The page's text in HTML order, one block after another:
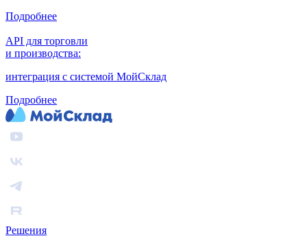
Подробнее
API для торговли
и производства:
интеграция с системой МойСклад
Подробнее
Решения